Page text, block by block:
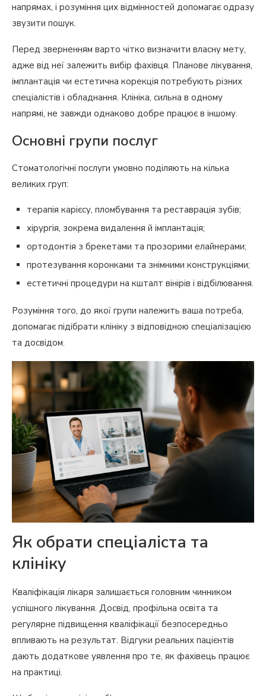
напрямах, і розуміння цих відмінностей допомагає одразу
звузити пошук.
Перед зверненням варто чітко визначити власну мету,
адже від неї залежить вибір фахівця. Планове лікування,
імплантація чи естетична корекція потребують різних
спеціалістів і обладнання. Клініка, сильна в одному
напрямі, не завжди однаково добре працює в іншому.
Основні групи послуг
Стоматологічні послуги умовно поділяють на кілька
великих груп:
терапія карієсу, пломбування та реставрація зубів;
хірургія, зокрема видалення й імплантація;
ортодонтія з брекетами та прозорими елайнерами;
протезування коронками та знімними конструкціями;
естетичні процедури на кшталт вінірів і відбілювання.
Розуміння того, до якої групи належить ваша потреба,
допомагає підібрати клініку з відповідною спеціалізацією
та досвідом.
Як обрати спеціаліста та
клініку
Кваліфікація лікаря залишається головним чинником
успішного лікування. Досвід, профільна освіта та
регулярне підвищення кваліфікації безпосередньо
впливають на результат. Відгуки реальних пацієнтів
дають додаткове уявлення про те, як фахівець працює
на практиці.